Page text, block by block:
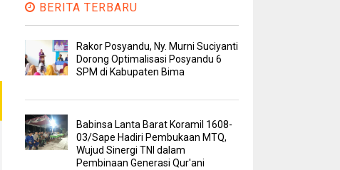
BERITA TERBARU
Rakor Posyandu, Ny. Murni Suciyanti
Dorong Optimalisasi Posyandu 6
SPM di Kabupaten Bima
Babinsa Lanta Barat Koramil 1608-
03/Sape Hadiri Pembukaan MTQ,
Wujud Sinergi TNI dalam
Pembinaan Generasi Qur'ani